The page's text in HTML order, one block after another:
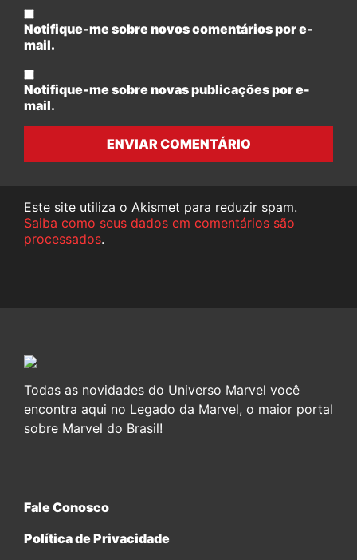
Notifique-me sobre novos comentários por e-
mail.
Notifique-me sobre novas publicações por e-
mail.
ENVIAR COMENTÁRIO
Este site utiliza o Akismet para reduzir spam.
Saiba como seus dados em comentários são
processados.
Todas as novidades do Universo Marvel você
encontra aqui no Legado da Marvel, o maior portal
sobre Marvel do Brasil!
Fale Conosco
Política de Privacidade